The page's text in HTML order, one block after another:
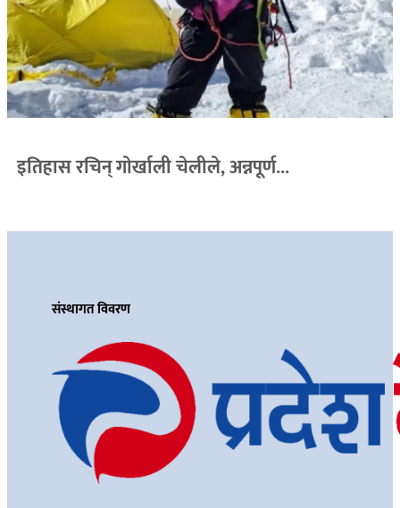
इतिहास रचिन् गाेर्खाली चेलीले, अन्नपूर्ण...
संस्थागत विवरण